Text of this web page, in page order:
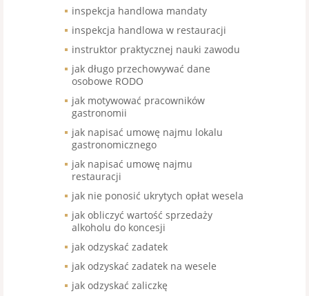
inspekcja handlowa mandaty
inspekcja handlowa w restauracji
instruktor praktycznej nauki zawodu
jak długo przechowywać dane
osobowe RODO
jak motywować pracowników
gastronomii
jak napisać umowę najmu lokalu
gastronomicznego
jak napisać umowę najmu
restauracji
jak nie ponosić ukrytych opłat wesela
jak obliczyć wartość sprzedaży
alkoholu do koncesji
jak odzyskać zadatek
jak odzyskać zadatek na wesele
jak odzyskać zaliczkę